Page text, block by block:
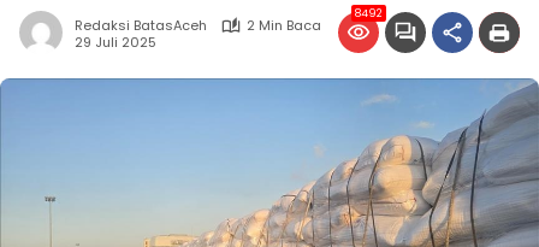
Redaksi BatasAceh
2 Min Baca
29 Juli 2025
8492